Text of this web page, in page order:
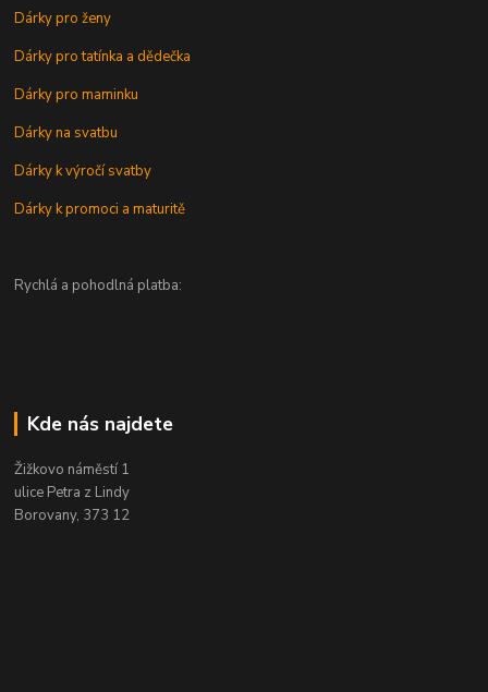
Dárky pro ženy
Dárky pro tatínka a dědečka
Dárky pro maminku
Dárky na svatbu
Dárky k výročí svatby
Dárky k promoci a maturitě
Rychlá a pohodlná platba:
Kde nás najdete
Žižkovo náměstí 1
ulice Petra z Lindy
Borovany, 373 12